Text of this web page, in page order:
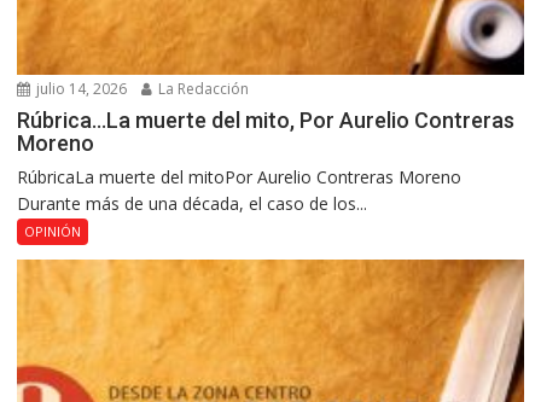
julio 14, 2026 La Redacción
Rúbrica…La muerte del mito, Por Aurelio Contreras
Moreno
RúbricaLa muerte del mitoPor Aurelio Contreras Moreno
Durante más de una década, el caso de los...
OPINIÓN